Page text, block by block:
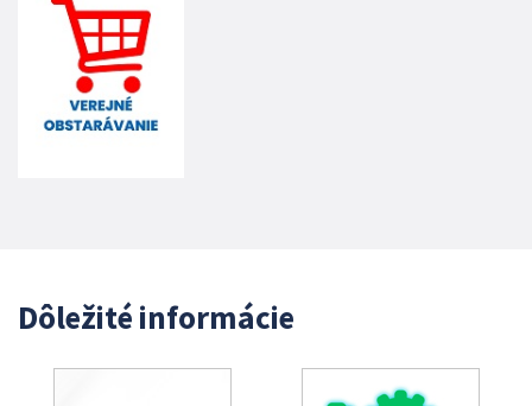
Dôležité informácie